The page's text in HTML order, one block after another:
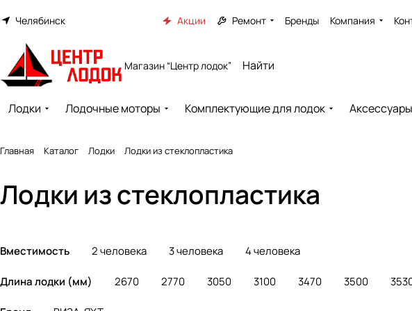
Челябинск Акции Ремонт Бренды Компания
Магазин “Центр лодок”
Лодки Лодочные моторы Комплектующие для лодок
Главная Каталог Лодки Лодки из стеклопластика
Лодки из стеклопластика
Вместимость 2 человека 3 человека 4 человека
Длина лодки (мм) 2670 2770 3050 3100 3470 3500